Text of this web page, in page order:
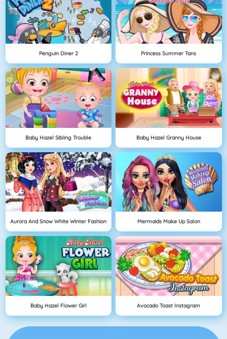
Penguin Diner 2 Princess Summer Tans
Baby Hazel Sibling Trouble Baby Hazel Granny House
Aurora And Snow White Winter Fashion Mermaids Make Up Salon
Baby Hazel Flower Girl Avocado Toast Instagram